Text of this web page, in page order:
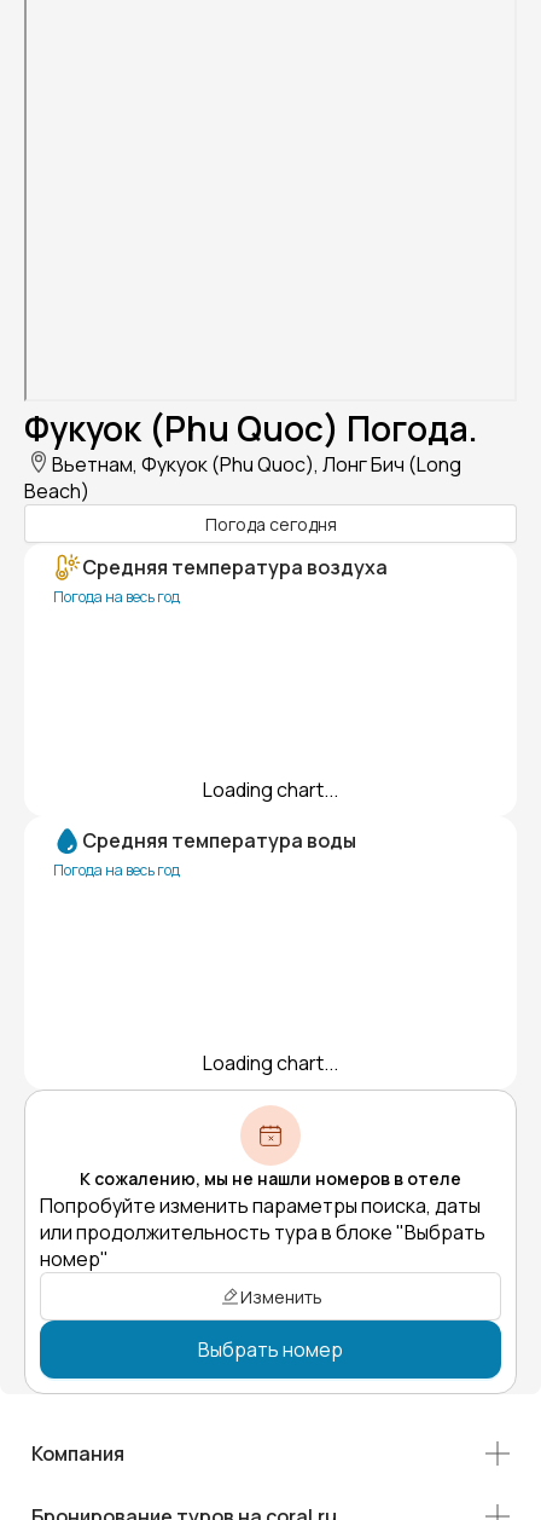
Фукуок (Phu Quoc) Погода.
Вьетнам, Фукуок (Phu Quoc), Лонг Бич (Long
Beach)
Погода сегодня
Средняя температура воздуха
Погода на весь год
Loading chart...
Средняя температура воды
Погода на весь год
Loading chart...
К сожалению, мы не нашли номеров в отеле
Попробуйте изменить параметры поиска, даты
или продолжительность тура в блоке "Выбрать
номер"
Изменить
Выбрать номер
Компания